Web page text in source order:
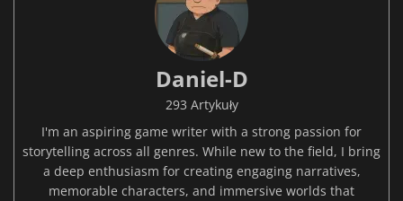
Daniel-D
293 Artykuły
I'm an aspiring game writer with a strong passion for
storytelling across all genres. While new to the field, I bring
a deep enthusiasm for creating engaging narratives,
memorable characters, and immersive worlds that